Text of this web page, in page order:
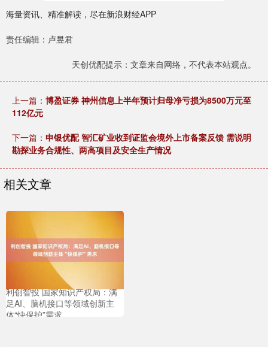
海量资讯、精准解读，尽在新浪财经APP
责任编辑：卢昱君
天创优配提示：文章来自网络，不代表本站观点。
上一篇： 博盈证券 神州信息上半年预计归母净亏损为8500万元至
112亿元
下一篇： 申银优配 智汇矿业收到证监会境外上市备案反馈 需说明
勘探业务合规性、两高项目及安全生产情况
相关文章
利创智投 国家知识产权局：满
足AI、脑机接口等领域创新主
体“快保护”需求